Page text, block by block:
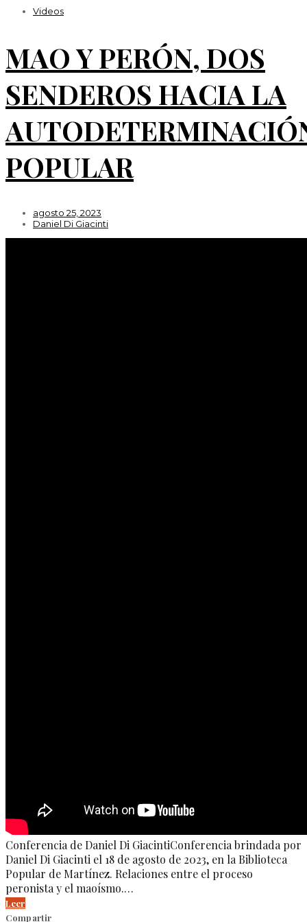
Videos
MAO Y PERÓN, DOS
SENDEROS HACIA LA
POPULAR
agosto 25, 2023
Daniel Di Giacinti
Conferencia de Daniel Di GiacintiConferencia brindada por
Daniel Di Giacinti el 18 de agosto de 2023, en la Biblioteca
Popular de Martínez. Relaciones entre el proceso
peronista y el maoísmo.…
Leer
Compartir